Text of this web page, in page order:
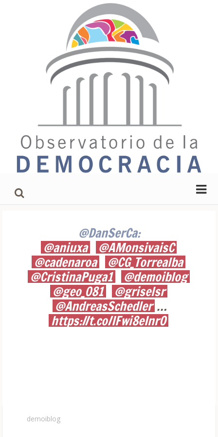
@DanSerCa:
@aniuxa
@AMonsivaisC
@cadenaroa
@CG_Torrealba
@CristinaPuga1
@demoiblog
@geo_081
@griselsr
@AndreasSchedler …
https://t.co/IFwi8eInrO
demoiblog